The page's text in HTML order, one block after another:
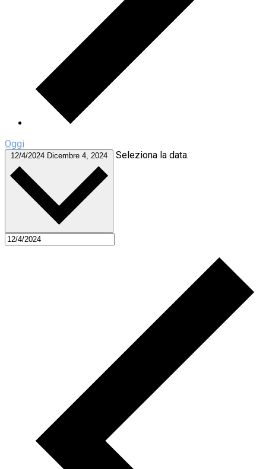
Oggi
12/4/2024 Dicembre 4, 2024 Seleziona la data.